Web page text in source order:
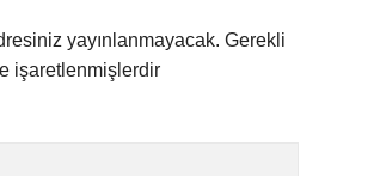
yayınlanmayacak. Gerekli
işaretlenmişlerdir